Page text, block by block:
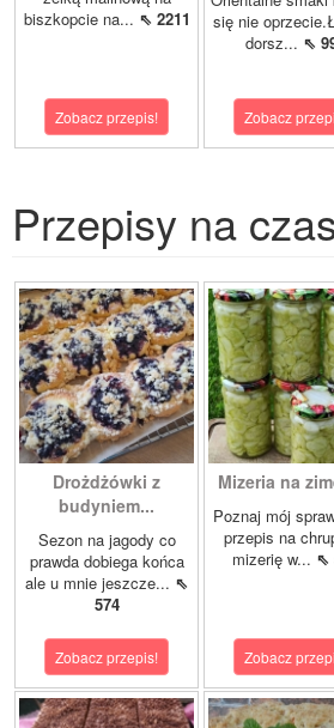
biszkopcie na... ⇖ 2211
Zobacz przepis!
się nie
dorsz... ⇖
Zobacz
Przepisy na
Drożdżówki z
budyniem...
Sezon na jagody co
prawda dobiega końca
ale u mnie jeszcze... ⇖
574
Zobacz przepis!
Mizeria na
Poznaj mój
przepis na
mizerię w... ⇖
Zobacz